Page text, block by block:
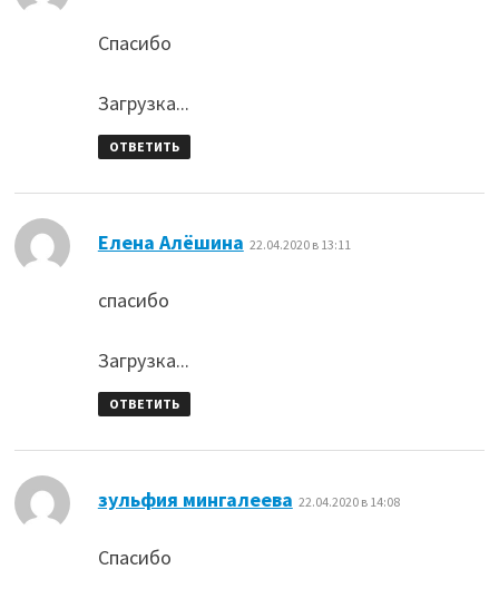
Спасибо
Загрузка...
ОТВЕТИТЬ
Елена Алёшина 22.04.2020 в 13:11
спасибо
Загрузка...
ОТВЕТИТЬ
зульфия мингалеева 22.04.2020 в 14:08
Спасибо